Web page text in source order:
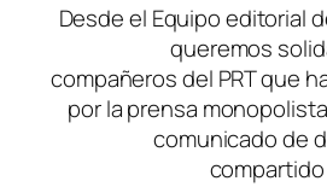
Desde el Equipo editorial
queremos
compañeros del PRT que
por la prensa
comunicado de